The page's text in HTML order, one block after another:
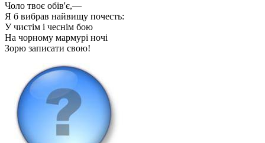
Чоло твоє обів'є,—
Я б вибрав найвищу почесть:
У чистім і чеснім бою
На чорному мармурі ночі
Зорю записати свою!